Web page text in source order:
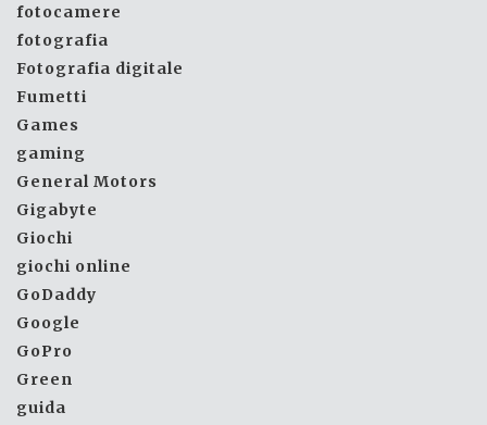
fotocamere
fotografia
Fotografia digitale
Fumetti
Games
gaming
General Motors
Gigabyte
Giochi
giochi online
GoDaddy
Google
GoPro
Green
guida